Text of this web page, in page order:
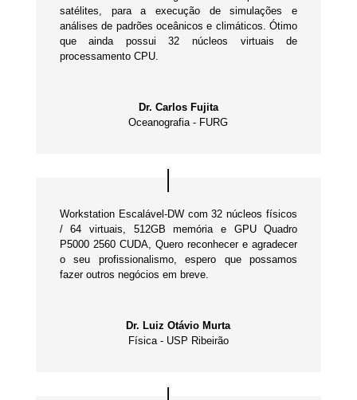
satélites, para a execução de simulações e
análises de padrões oceânicos e climáticos. Ótimo
que ainda possui 32 núcleos virtuais de
processamento CPU.
Dr. Carlos Fujita
Oceanografia - FURG
Workstation Escalável-DW com 32 núcleos físicos
/ 64 virtuais, 512GB memória e GPU Quadro
P5000 2560 CUDA, Quero reconhecer e agradecer
o seu profissionalismo, espero que possamos
fazer outros negócios em breve.
Dr. Luiz Otávio Murta
Física - USP Ribeirão